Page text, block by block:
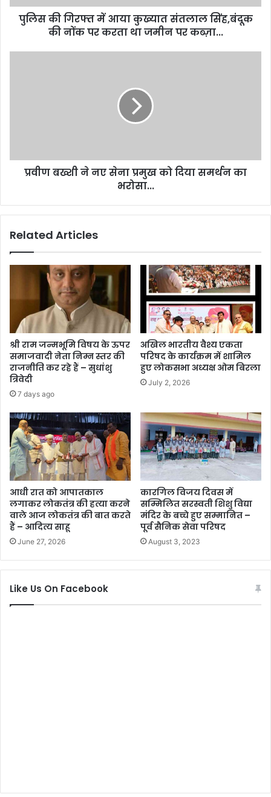
पुलिस की गिरफ्त में आया कुख्यात संतलाल सिंह,बंदूक
की नोंक पर करता था जमीन पर कब्ज़ा...
प्रवीण बख्शी ने नए सेना प्रमुख को दिया समर्थन का
भरोसा...
Related Articles
श्री राम जन्मभूमि विषय के ऊपर
समाजवादी नेता निम्न स्तर की
राजनीति कर रहे हैं – सुधांशु
त्रिवेदी
7 days ago
अखिल भारतीय वैश्य एकता
परिषद के कार्यक्रम में शामिल
हुए लोकसभा अध्यक्ष ओम बिरला
July 2, 2026
आधी रात को आपातकाल
लगाकर लोकतंत्र की हत्या करने
वाले आज लोकतंत्र की बात करते
हैं – आदित्य साहू
June 27, 2026
कारगिल विजय दिवस में
सम्मिलित सरस्वती शिशु विद्या
मंदिर के बच्चे हुए सम्मानित –
पूर्व सैनिक सेवा परिषद
August 3, 2023
Like Us On Facebook